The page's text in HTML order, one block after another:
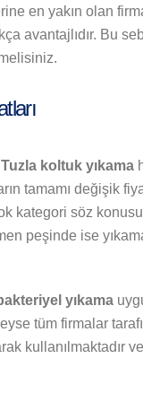
en yakın olan
avantajlıdır. Bu
Tuzla koltuk yıkama
tamamı değişik
kategori söz
peşinde ise
yıkama
tüm firmalar
kullanılmaktadır